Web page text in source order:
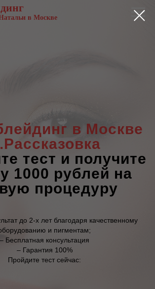
в Москве
в Москве
тест и получите
1000 рублей на
процедуру
до 2-х лет благодаря качественному
и пигментам;
– Бесплатная консультация
– Гарантия 100%
Пройдите тест сейчас: